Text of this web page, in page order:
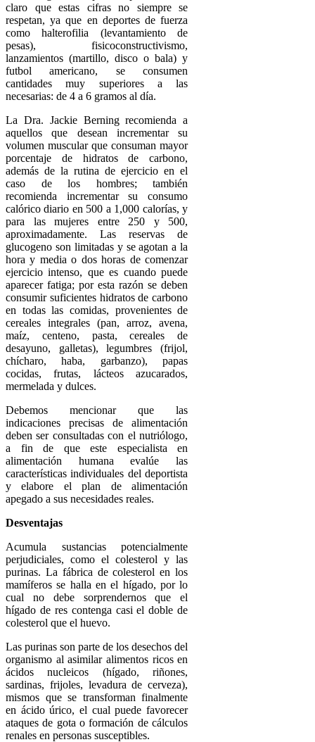
claro que estas cifras no siempre se
respetan, ya que en deportes de fuerza
como halterofilia (levantamiento de
pesas), fisicoconstructivismo,
lanzamientos (martillo, disco o bala) y
futbol americano, se consumen
cantidades muy superiores a las
necesarias: de 4 a 6 gramos al día.
La Dra. Jackie Berning recomienda a
aquellos que desean incrementar su
volumen muscular que consuman mayor
porcentaje de hidratos de carbono,
además de la rutina de ejercicio en el
caso de los hombres; también
recomienda incrementar su consumo
calórico diario en 500 a 1,000 calorías, y
para las mujeres entre 250 y 500,
aproximadamente. Las reservas de
glucogeno son limitadas y se agotan a la
hora y media o dos horas de comenzar
ejercicio intenso, que es cuando puede
aparecer fatiga; por esta razón se deben
consumir suficientes hidratos de carbono
en todas las comidas, provenientes de
cereales integrales (pan, arroz, avena,
maíz, centeno, pasta, cereales de
desayuno, galletas), legumbres (frijol,
chícharo, haba, garbanzo), papas
cocidas, frutas, lácteos azucarados,
mermelada y dulces.
Debemos mencionar que las
indicaciones precisas de alimentación
deben ser consultadas con el nutriólogo,
a fin de que este especialista en
alimentación humana evalúe las
características individuales del deportista
y elabore el plan de alimentación
apegado a sus necesidades reales.
Desventajas
Acumula sustancias potencialmente
perjudiciales, como el colesterol y las
purinas. La fábrica de colesterol en los
mamíferos se halla en el hígado, por lo
cual no debe sorprendernos que el
hígado de res contenga casi el doble de
colesterol que el huevo.
Las purinas son parte de los desechos del
organismo al asimilar alimentos ricos en
ácidos nucleicos (hígado, riñones,
sardinas, frijoles, levadura de cerveza),
mismos que se transforman finalmente
en ácido úrico, el cual puede favorecer
ataques de gota o formación de cálculos
renales en personas susceptibles.